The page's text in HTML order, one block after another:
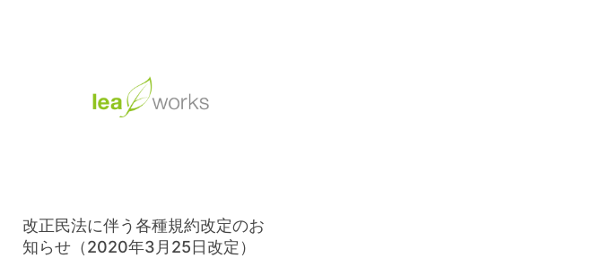
改正民法に伴う各種規約改定のお
知らせ（2020年3月25日改定）